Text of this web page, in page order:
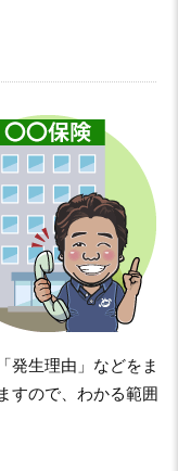
発生理由」などをま
すので、わかる範囲